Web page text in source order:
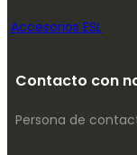
Accesorios ESL
Contacto con
Persona de